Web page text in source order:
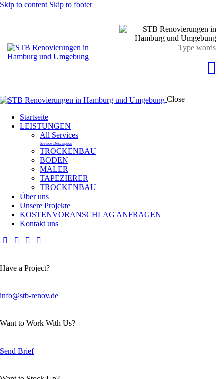
Skip to content Skip to footer
Close
Startseite
LEISTUNGEN
All Services
Service Description
TROCKENBAU
BODEN
MALER
TAPEZIERER
TROCKENBAU
Über uns
Unsere Projekte
KOSTENVORANSCHLAG ANFRAGEN
Kontakt uns
Have a Project?
info@stb-renov.de
Want to Work With Us?
Send Brief